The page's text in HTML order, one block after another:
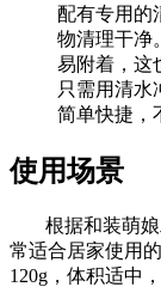
配有专用的
物清理干净
易附着，这
只需用清水
简单快捷，
使用场景
根据和装萌
常适合居家使用
120g，体积适中